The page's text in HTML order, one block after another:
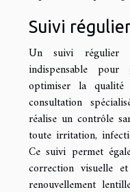
Suivi
Un suivi régulier
indispensable
optimiser la
consultation
réalise un contrôle
toute irritation,
Ce suivi permet
correction visuelle
renouvellement